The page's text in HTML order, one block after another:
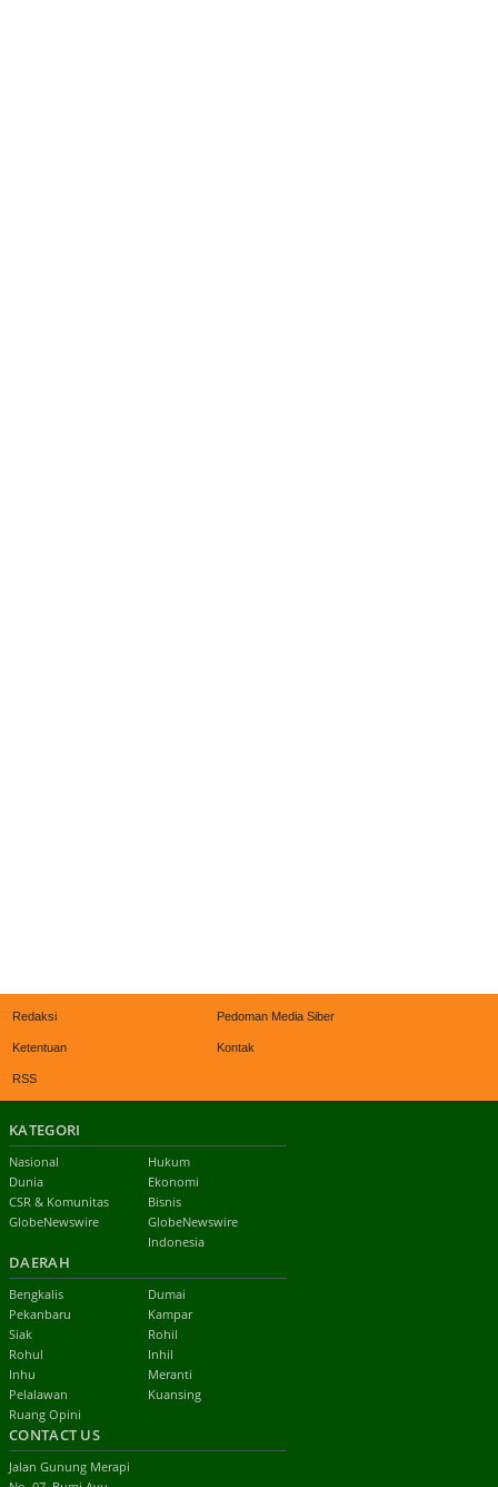
Redaksi Pedoman Media Siber
Ketentuan Kontak
RSS
KATEGORI
Nasional
Hukum
Dunia
Ekonomi
CSR & Komunitas
Bisnis
GlobeNewswire
GlobeNewswire
Indonesia
DAERAH
Bengkalis
Dumai
Pekanbaru
Kampar
Siak
Rohil
Rohul
Inhil
Inhu
Meranti
Pelalawan
Kuansing
Ruang Opini
CONTACT US
Jalan Gunung Merapi